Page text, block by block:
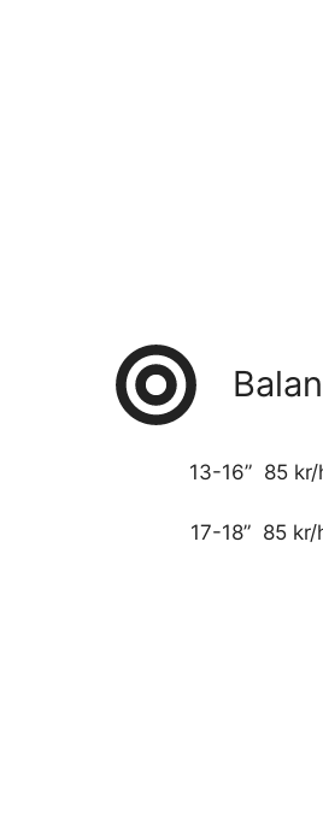
13-16” 85 kr/
17-18” 85 kr/